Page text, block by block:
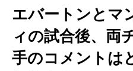
エバートンとマ
ィの試合後、両
手のコメントは